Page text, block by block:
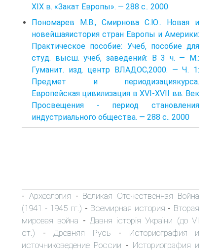
XIX в. «Закат Европы». — 288 с.. 2000
Пономарев M.B., Смирнова С.Ю.. Новая и
новейшаяистория стран Европы и Америки:
Практическое пособие: Учеб, пособие для
студ. высш. учеб, заведений: B 3 ч. — M.:
Гуманит. изд. центр ВЛАДОС,2000. — Ч. 1:
Предмет и периодизациякурса.
Европейская цивилизация в XVI-XVII вв. Век
Просвещения - период становления
индустриального общества. — 288 с.. 2000
- Археология - Великая Отечественная Война
(1941 - 1945 гг.) - Всемирная история - Вторая
мировая война - Давня історія України (до VI
ст.) - Древняя Русь - Историография и
источниковедение России - Историография и